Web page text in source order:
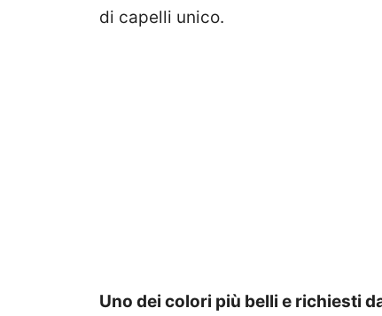
di capelli unico.
Uno dei colori più belli e richiesti